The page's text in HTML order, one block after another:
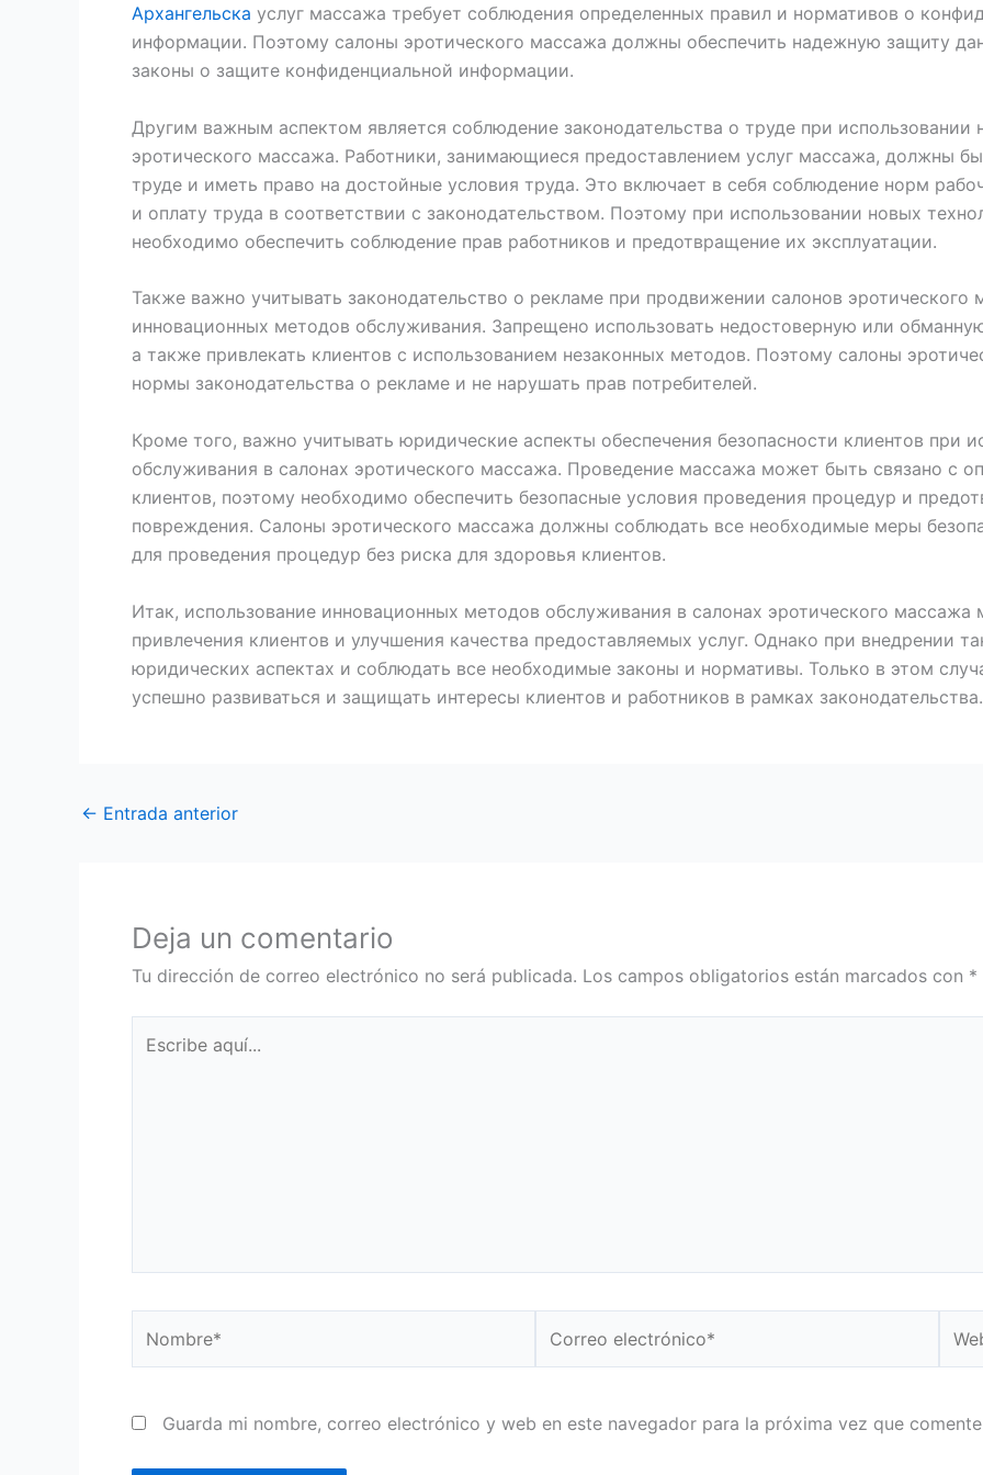
Архангельска услуг массажа требует соблюдения определенных правил и нормативов о
информации. Поэтому салоны эротического массажа должны обеспечить надежную защиту
законы о защите конфиденциальной информации.
Другим важным аспектом является соблюдение законодательства о труде при использовании
эротического массажа. Работники, занимающиеся предоставлением услуг массажа, должны
труде и иметь право на достойные условия труда. Это включает в себя соблюдение норм
и оплату труда в соответствии с законодательством. Поэтому при использовании новых
необходимо обеспечить соблюдение прав работников и предотвращение их эксплуатации.
Также важно учитывать законодательство о рекламе при продвижении салонов эротического
инновационных методов обслуживания. Запрещено использовать недостоверную или
а также привлекать клиентов с использованием незаконных методов. Поэтому салоны
нормы законодательства о рекламе и не нарушать прав потребителей.
Кроме того, важно учитывать юридические аспекты обеспечения безопасности клиентов при
обслуживания в салонах эротического массажа. Проведение массажа может быть связано с
клиентов, поэтому необходимо обеспечить безопасные условия проведения процедур и
повреждения. Салоны эротического массажа должны соблюдать все необходимые меры
для проведения процедур без риска для здоровья клиентов.
Итак, использование инновационных методов обслуживания в салонах эротического
привлечения клиентов и улучшения качества предоставляемых услуг. Однако при внедрении
юридических аспектах и соблюдать все необходимые законы и нормативы. Только в этом
успешно развиваться и защищать интересы клиентов и работников в рамках законодательства.
← Entrada anterior
Deja un comentario
Tu dirección de correo electrónico no será publicada. Los campos obligatorios están marcados con *
aquí...
electrónico*
Guarda mi nombre, correo electrónico y web en este navegador para la próxima vez que